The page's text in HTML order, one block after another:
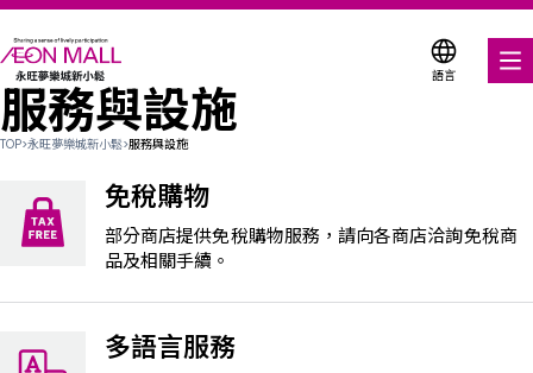
語言
美食饗宴
各式商店優惠券
服務與設施
服務與設施
TOP>永旺夢樂城新小鬆>服務與設施
免稅購物
部分商店提供免稅購物服務，請向各商店洽詢免稅商
品及相關手續。
多語言服務